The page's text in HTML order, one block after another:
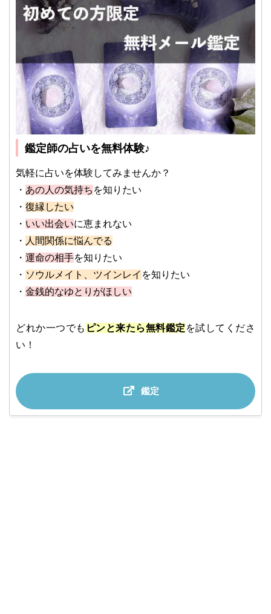
鑑定師の占いを無料体験♪
気軽に占いを体験してみませんか？
・ あの人の気持ち を知りたい
・ 復縁したい
・ いい出会いに恵まれない
・ 人間関係に悩んでる
・ 運命の相手を知りたい
・ ソウルメイト、ツインレイ を知りたい
・ 金銭的なゆとりがほしい
どれか一つでも ピンと来たら無料鑑定 を試してくださ
い！
鑑定